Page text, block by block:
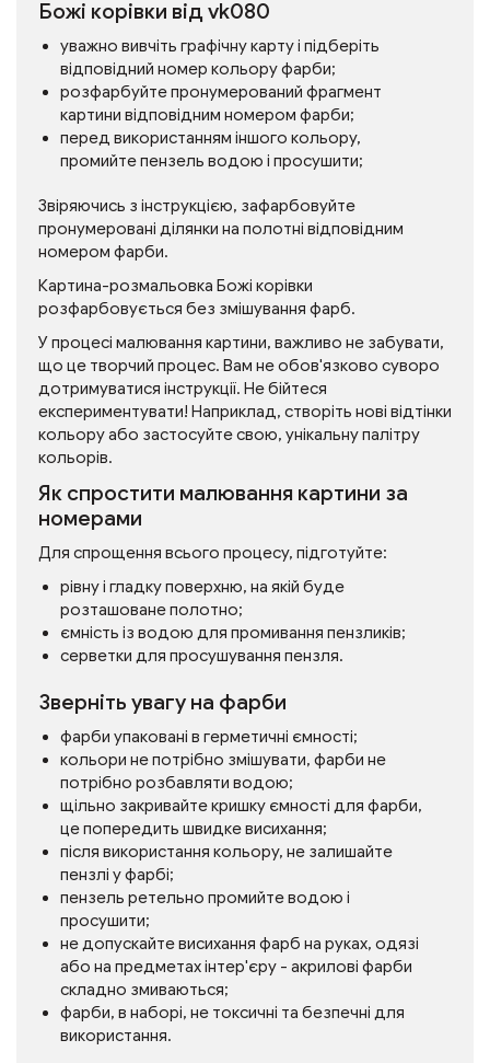
Божі корівки від vk080
уважно вивчіть графічну карту і підберіть
відповідний номер кольору фарби;
розфарбуйте пронумерований фрагмент
картини відповідним номером фарби;
перед використанням іншого кольору,
промийте пензель водою і просушити;
Звіряючись з інструкцією, зафарбовуйте
пронумеровані ділянки на полотні відповідним
номером фарби.
Картина-розмальовка Божі корівки
розфарбовується без змішування фарб.
У процесі малювання картини, важливо не забувати,
що це творчий процес. Вам не обов'язково суворо
дотримуватися інструкції. Не бійтеся
експериментувати! Наприклад, створіть нові відтінки
кольору або застосуйте свою, унікальну палітру
кольорів.
Як спростити малювання картини за
номерами
Для спрощення всього процесу, підготуйте:
рівну і гладку поверхню, на якій буде
розташоване полотно;
ємність із водою для промивання пензликів;
серветки для просушування пензля.
Зверніть увагу на фарби
фарби упаковані в герметичні ємності;
кольори не потрібно змішувати, фарби не
потрібно розбавляти водою;
щільно закривайте кришку ємності для фарби,
це попередить швидке висихання;
після використання кольору, не залишайте
пензлі у фарбі;
пензель ретельно промийте водою і
просушити;
не допускайте висихання фарб на руках, одязі
або на предметах інтер'єру - акрилові фарби
складно змиваються;
фарби, в наборі, не токсичні та безпечні для
використання.